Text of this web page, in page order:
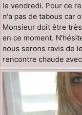
le vendredi. Pour ce
n'a pas de tabous car
Monsieur doit être
en ce moment.
nous serons ravis de
rencontre chaude